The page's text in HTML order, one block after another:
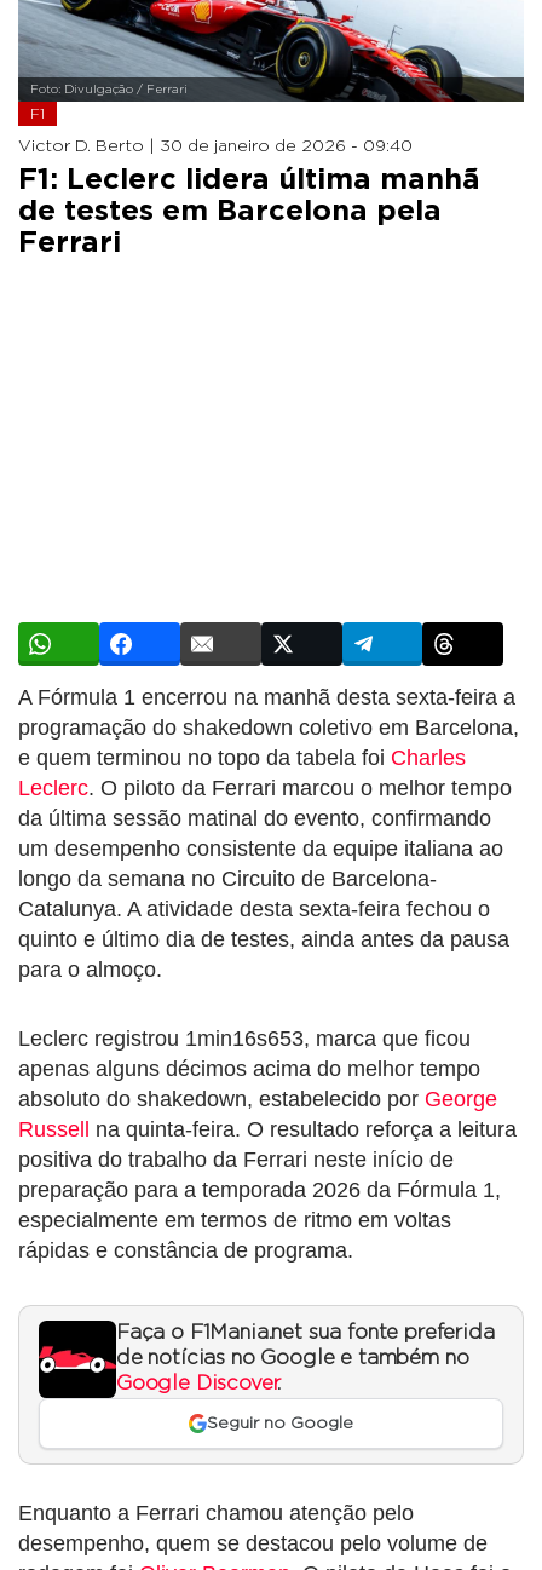
Foto: Divulgação / Ferrari
F1
Victor D. Berto | 30 de janeiro de 2026 - 09:40
F1: Leclerc lidera última manhã
de testes em Barcelona pela
Ferrari
A Fórmula 1 encerrou na manhã desta sexta-feira a
programação do shakedown coletivo em Barcelona,
e quem terminou no topo da tabela foi Charles
Leclerc. O piloto da Ferrari marcou o melhor tempo
da última sessão matinal do evento, confirmando
um desempenho consistente da equipe italiana ao
longo da semana no Circuito de Barcelona-
Catalunya. A atividade desta sexta-feira fechou o
quinto e último dia de testes, ainda antes da pausa
para o almoço.
Leclerc registrou 1min16s653, marca que ficou
apenas alguns décimos acima do melhor tempo
absoluto do shakedown, estabelecido por George
Russell na quinta-feira. O resultado reforça a leitura
positiva do trabalho da Ferrari neste início de
preparação para a temporada 2026 da Fórmula 1,
especialmente em termos de ritmo em voltas
rápidas e constância de programa.
Faça o F1Mania.net sua fonte preferida
de notícias no Google e também no
Google Discover.
Seguir no Google
Enquanto a Ferrari chamou atenção pelo
desempenho, quem se destacou pelo volume de